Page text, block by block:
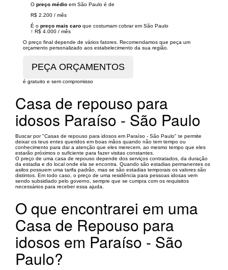
O preço médio em São Paulo é de
R$ 2.200 / mês
É o preço mais caro que costumam cobrar em São Paulo
↑ R$ 4.000 / mês
O preço final depende de vários fatores. Recomendamos que peça um
orçamento personalizado aos estabelecimento da sua região.
é gratuito e sem compromisso
Casa de repouso para
idosos Paraíso - São Paulo
Buscar por "Casas de repouso para idosos em Paraíso - São Paulo" te permite
deixar os teus entes queridos em boas mãos quando não tem tempo ou
conhecimento para dar a atenção que eles merecem, ao mesmo tempo que eles
estarão próximos o suficiente para fazer visitas constantes.
O preço de uma casa de repouso depende dos serviços contratados, da duração
da estadia e do local onde ela se encontra. Quando são estadias permanentes os
asilos possuem uma tarifa padrão, mas se são estadias temporais os valores são
distintos. Em todo caso, o preço de uma residência para pessoas idosas vem
sendo subsidiado pelo governo, sempre que se cumpra com os requisitos
necessários para receber essa ajuda.
O que encontrarei em uma
Casa de Repouso para
idosos em Paraíso - São
Paulo?